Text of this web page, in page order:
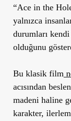
“Ace in the
yalnızca
durumları
olduğunu
Bu klasik film
acısından
madeni haline
karakter,